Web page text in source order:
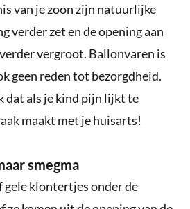
van je zoon zijn natuurlijke
verder zet en de opening aan
vergroot. Ballonvaren is
geen reden tot bezorgdheid.
dat als je kind pijn lijkt te
maakt met je huisarts!
smegma
klontertjes onder de